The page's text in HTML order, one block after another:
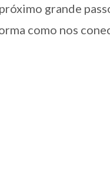
grande
como nos